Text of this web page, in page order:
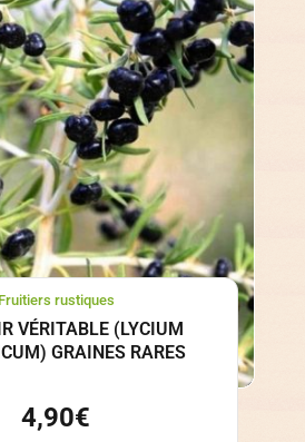
Fruitiers rustiques
VÉRITABLE (LYCIUM
GRAINES RARES
4,90€